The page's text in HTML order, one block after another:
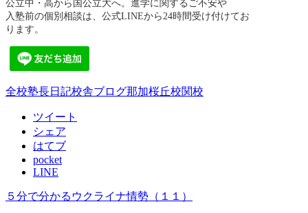
公立中・高から国公立大へ。進学に関するご不安や
入塾前の個別相談は、公式LINEから24時間受け付けてお
ります。
全校塾長日記校舎ブログ那加桜丘校関校
ツイート
シェア
はてブ
pocket
LINE
５分で分かるウクライナ情勢（１１）